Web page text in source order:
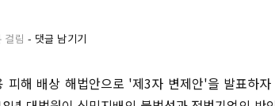
걸림 - 댓글 남기기
피해 배상 해법안으로 '제3자 변제안'을 발표하